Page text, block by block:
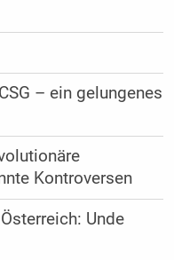
– ein gelungenes
Kontroversen
Unde